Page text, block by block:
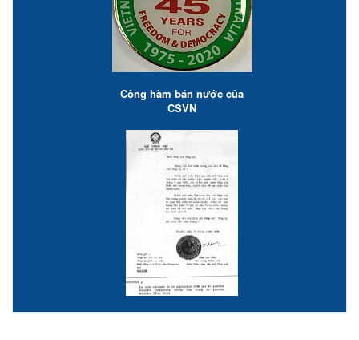
Công hàm bán nước của
CSVN